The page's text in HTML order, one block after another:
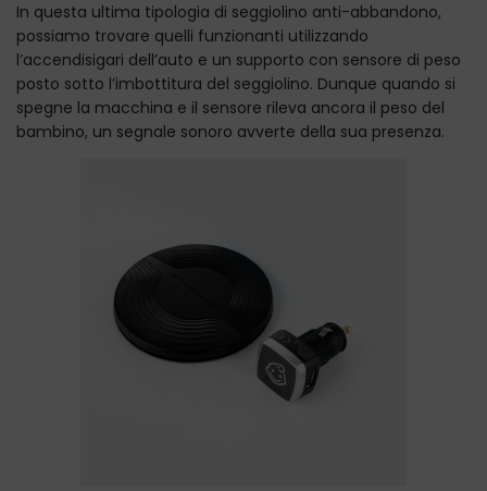
In questa ultima tipologia di seggiolino anti-abbandono,
possiamo trovare quelli funzionanti utilizzando
l’accendisigari dell’auto e un supporto con sensore di peso
posto sotto l’imbottitura del seggiolino. Dunque quando si
spegne la macchina e il sensore rileva ancora il peso del
bambino, un segnale sonoro avverte della sua presenza.